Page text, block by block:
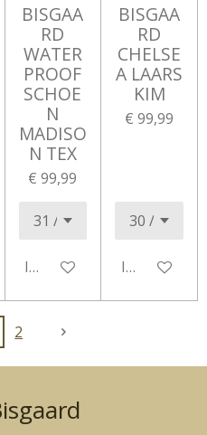
BISGAA
RD
WATER
PROOF
SCHOE
N
MADISO
N TEX
€ 99,99
In winkelwagen
BISGAA
RD
CHELSE
A LAARS
KIM
€ 99,99
In
2